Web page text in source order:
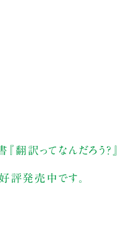
翻訳ってなんだろう？』
好評発売中です。